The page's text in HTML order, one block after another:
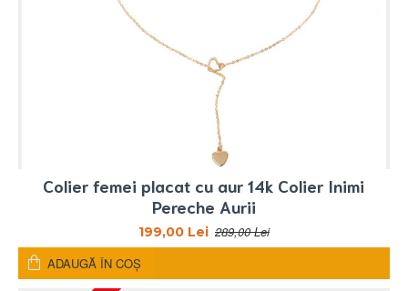
Colier femei placat cu aur 14k Colier Inimi
Pereche Aurii
199,00 Lei 289,00 Lei
ADAUGĂ ÎN COŞ